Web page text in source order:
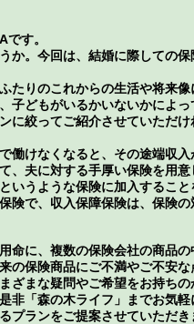
す。
か。今回は、結婚に際しての
たりのこれからの生活や将来
どもがいるかいないかによっ
絞ってご紹介させていただけ
働けなくなると、その途端収
、夫に対する手厚い保険を用
いうような保険に加入するこ
険で、収入保障保険は、保険
命に、複数の保険会社の商品
の保険商品にご不満やご不安
ざまな疑問やご希望をお持ち
非「森の木ライフ」までお気
プランをご提案させていただき